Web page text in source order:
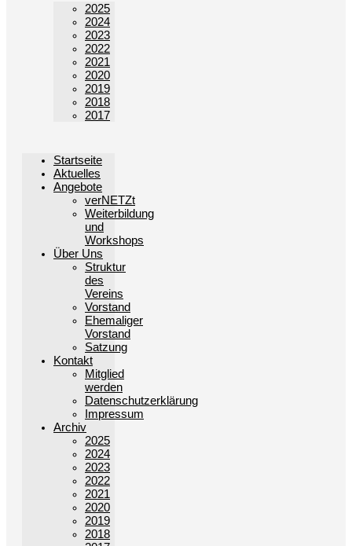
2025
2024
2023
2022
2021
2020
2019
2018
2017
Startseite
Aktuelles
Angebote
verNETZt
Weiterbildung
und
Workshops
Über Uns
Struktur
des
Vereins
Vorstand
Ehemaliger
Vorstand
Satzung
Kontakt
Mitglied
werden
Datenschutzerklärung
Impressum
Archiv
2025
2024
2023
2022
2021
2020
2019
2018